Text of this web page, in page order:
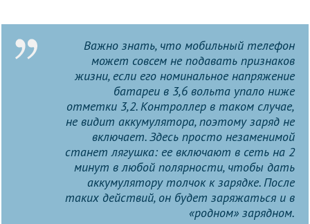
Важно знать, что мобильный телефон
может совсем не подавать признаков
жизни, если его номинальное напряжение
батареи в 3,6 вольта упало ниже
отметки 3,2. Контроллер в таком случае,
не видит аккумулятора, поэтому заряд не
включает. Здесь просто незаменимой
станет лягушка: ее включают в сеть на 2
минут в любой полярности, чтобы дать
аккумулятору толчок к зарядке. После
таких действий, он будет заряжаться и в
«родном» зарядном.